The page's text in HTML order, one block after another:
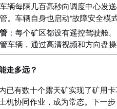
车辆每隔几百毫秒向调度中心发
。车辆自身也启动“故障安全
：每个矿区都设有遥控驾驶舱
车辆，通过高清视频和方向盘操
走多远？
已有数十个露天矿实现了矿用
机协同作业，成为常态。下一